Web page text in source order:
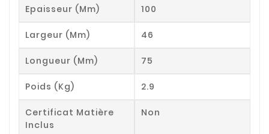
Epaisseur (mm) 100
Largeur (mm) 46
Longueur (mm) 75
Poids (kg) 2.9
Certificat Matière
Inclus
Non